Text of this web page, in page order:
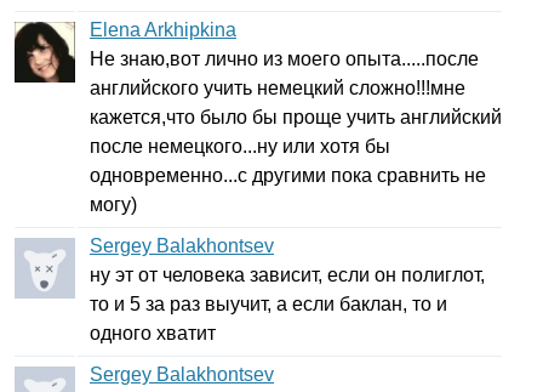
Elena Arkhipkina
Не знаю,вот лично из моего опыта.....после
английского учить немецкий сложно!!!мне
кажется,что было бы проще учить английский
после немецкого...ну или хотя бы
одновременно...с другими пока сравнить не
могу)
Sergey Balakhontsev
ну эт от человека зависит, если он полиглот,
то и 5 за раз выучит, а если баклан, то и
одного хватит
Sergey Balakhontsev